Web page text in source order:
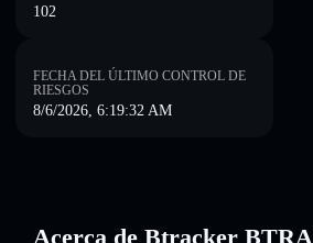
102
FECHA DEL ÚLTIMO CONTROL DE
RIESGOS
8/6/2026, 6:19:32 AM
Acerca de Btracker